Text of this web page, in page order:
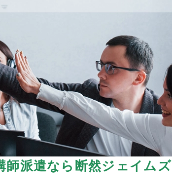
師派遣なら断然ジェイムズ